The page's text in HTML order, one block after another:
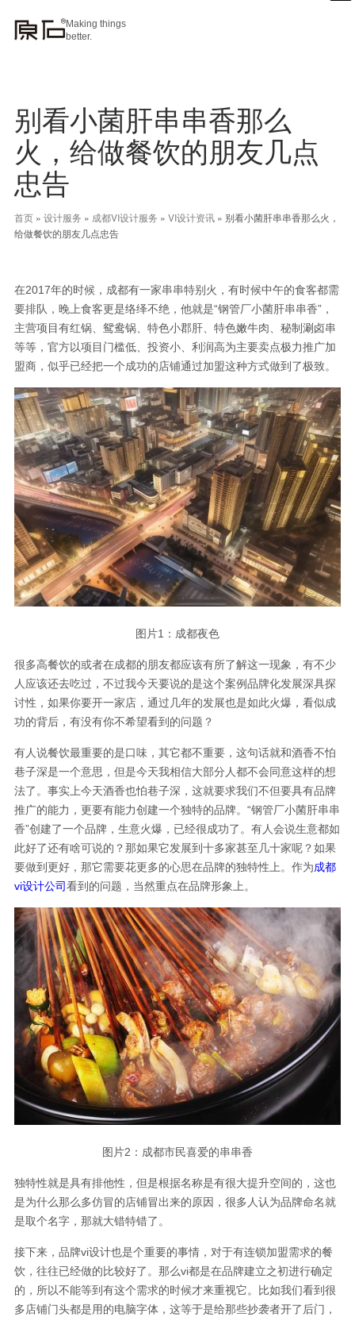
Making things
better.
别看小菌肝串串香那么
火，给做餐饮的朋友几点
忠告
首页 » 设计服务 » 成都VI设计服务 » VI设计资讯 » 别看小菌肝串串香那么火，
给做餐饮的朋友几点忠告
在2017年的时候，成都有一家串串特别火，有时候中午的食客都需
要排队，晚上食客更是络绎不绝，他就是“钢管厂小菌肝串串香”，
主营项目有红锅、鸳鸯锅、特色小郡肝、特色嫩牛肉、秘制涮卤串
等等，官方以项目门槛低、投资小、利润高为主要卖点极力推广加
盟商，似乎已经把一个成功的店铺通过加盟这种方式做到了极致。
图片1：成都夜色
很多高餐饮的或者在成都的朋友都应该有所了解这一现象，有不少
人应该还去吃过，不过我今天要说的是这个案例品牌化发展深具探
讨性，如果你要开一家店，通过几年的发展也是如此火爆，看似成
功的背后，有没有你不希望看到的问题？
有人说餐饮最重要的是口味，其它都不重要，这句话就和酒香不怕
巷子深是一个意思，但是今天我相信大部分人都不会同意这样的想
法了。事实上今天酒香也怕巷子深，这就要求我们不但要具有品牌
推广的能力，更要有能力创建一个独特的品牌。“钢管厂小菌肝串串
香”创建了一个品牌，生意火爆，已经很成功了。有人会说生意都如
此好了还有啥可说的？那如果它发展到十多家甚至几十家呢？如果
要做到更好，那它需要花更多的心思在品牌的独特性上。作为成都
vi设计公司看到的问题，当然重点在品牌形象上。
图片2：成都市民喜爱的串串香
独特性就是具有排他性，但是根据名称是有很大提升空间的，这也
是为什么那么多仿冒的店铺冒出来的原因，很多人认为品牌命名就
是取个名字，那就大错特错了。
接下来，品牌vi设计也是个重要的事情，对于有连锁加盟需求的餐
饮，往往已经做的比较好了。那么vi都是在品牌建立之初进行确定
的，所以不能等到有这个需求的时候才来重视它。比如我们看到很
多店铺门头都是用的电脑字体，这等于是给那些抄袭者开了后门，